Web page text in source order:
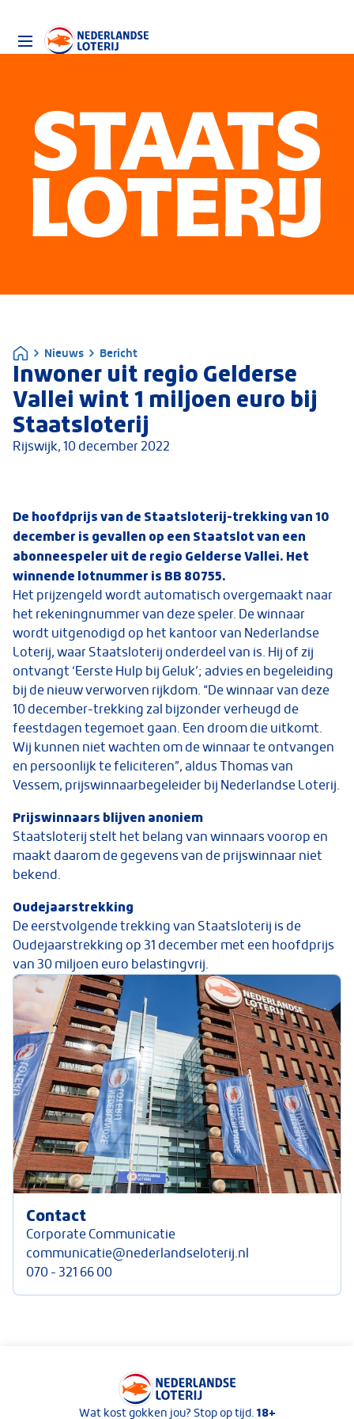
Nieuws Bericht
Inwoner uit regio Gelderse
Vallei wint 1 miljoen euro bij
Staatsloterij
Rijswijk, 10 december 2022
De hoofdprijs van de Staatsloterij-trekking van 10
december is gevallen op een Staatslot van een
abonneespeler uit de regio Gelderse Vallei. Het
winnende lotnummer is BB 80755.
Het prijzengeld wordt automatisch overgemaakt naar
het rekeningnummer van deze speler. De winnaar
wordt uitgenodigd op het kantoor van Nederlandse
Loterij, waar Staatsloterij onderdeel van is. Hij of zij
ontvangt ‘Eerste Hulp bij Geluk’; advies en begeleiding
bij de nieuw verworven rijkdom. “De winnaar van deze
10 december-trekking zal bijzonder verheugd de
feestdagen tegemoet gaan. Een droom die uitkomt.
Wij kunnen niet wachten om de winnaar te ontvangen
en persoonlijk te feliciteren”, aldus Thomas van
Vessem, prijswinnaarbegeleider bij Nederlandse Loterij.
Prijswinnaars blijven anoniem
Staatsloterij stelt het belang van winnaars voorop en
maakt daarom de gegevens van de prijswinnaar niet
bekend.
Oudejaarstrekking
De eerstvolgende trekking van Staatsloterij is de
Oudejaarstrekking op 31 december met een hoofdprijs
van 30 miljoen euro belastingvrij.
Contact
Corporate Communicatie
communicatie@nederlandseloterij.nl
070 - 321 66 00
Wat kost gokken jou? Stop op tijd.18+
Keurmerken van Nederlandse Loterij